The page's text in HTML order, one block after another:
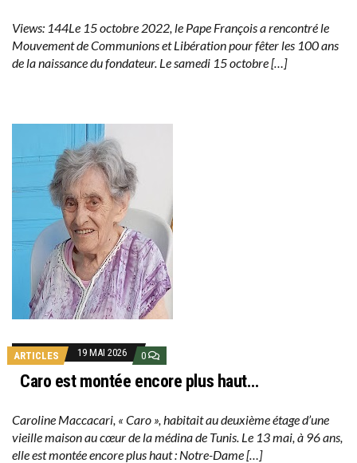
Views: 144Le 15 octobre 2022, le Pape François a rencontré le
Mouvement de Communions et Libération pour fêter les 100 ans
de la naissance du fondateur. Le samedi 15 octobre […]
ARTICLES 19 MAI 2026 0
Caro est montée encore plus haut…
Caroline Maccacari, « Caro », habitait au deuxième étage d’une
vieille maison au cœur de la médina de Tunis. Le 13 mai, à 96 ans,
elle est montée encore plus haut : Notre-Dame […]